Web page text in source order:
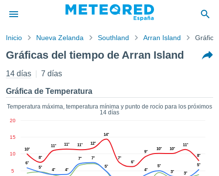
de
por
para
que la
que se
a este
las
y
forma
Inicio Nueva Zelanda Southland Arran Island
Gráficas del tiempo de Arran Island
14 días 7 días
Gráfica de Temperatura
Temperatura máxima, temperatura mínima y punto de rocío para los próximos
14 días
5
10
15
20
10°
8°
11° 11° 11° 12°
14°
7°
6°
9°
10° 10°
11°
8°
6°
5°
4° 4°
7°
7°
5°
4°
5°
3°
3°
5°